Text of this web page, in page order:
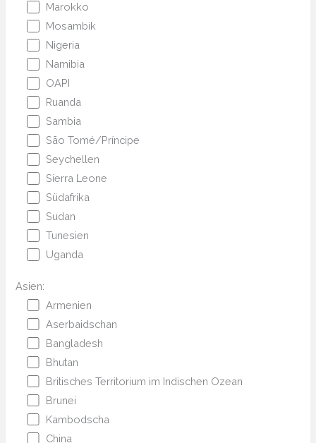
Marokko
Mosambik
Nigeria
Namibia
OAPI
Ruanda
Sambia
São Tomé/Príncipe
Seychellen
Sierra Leone
Südafrika
Sudan
Tunesien
Uganda
Asien:
Armenien
Aserbaidschan
Bangladesh
Bhutan
Britisches Territorium im Indischen Ozean
Brunei
Kambodscha
China